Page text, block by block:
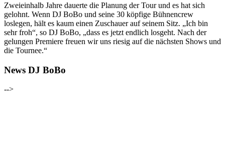
Zweieinhalb Jahre dauerte die Planung der Tour und es hat sich
gelohnt. Wenn DJ BoBo und seine 30 köpfige Bühnencrew
loslegen, hält es kaum einen Zuschauer auf seinem Sitz. „Ich bin
sehr froh“, so DJ BoBo, „dass es jetzt endlich losgeht. Nach der
gelungen Premiere freuen wir uns riesig auf die nächsten Shows und
die Tournee.“
News DJ BoBo
-->